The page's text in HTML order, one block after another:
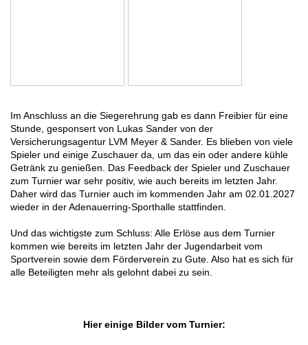
Im Anschluss an die Siegerehrung gab es dann Freibier für eine
Stunde, gesponsert von Lukas Sander von der
Versicherungsagentur LVM Meyer & Sander. Es blieben von viele
Spieler und einige Zuschauer da, um das ein oder andere kühle
Getränk zu genießen. Das Feedback der Spieler und Zuschauer
zum Turnier war sehr positiv, wie auch bereits im letzten Jahr.
Daher wird das Turnier auch im kommenden Jahr am 02.01.2027
wieder in der Adenauerring-Sporthalle stattfinden.
Und das wichtigste zum Schluss: Alle Erlöse aus dem Turnier
kommen wie bereits im letzten Jahr der Jugendarbeit vom
Sportverein sowie dem Förderverein zu Gute. Also hat es sich für
alle Beteiligten mehr als gelohnt dabei zu sein.
Hier einige Bilder vom Turnier: